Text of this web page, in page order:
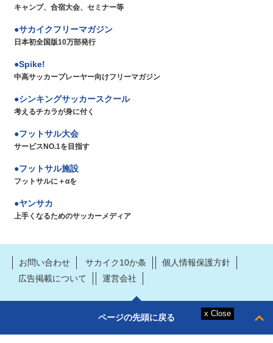
キャンプ、合宿大会、セミナー等
サカイクフリーマガジン
日本初全国版10万部発行
Spike!
中高サッカープレーヤー向けフリーマガジン
シンキングサッカースクール
考えるチカラが身に付く
フットサル大会
サービスNO.1を目指す
フットサル施設
フットサルに＋αを
ヤンサカ
上手くなるためのサッカーメディア
お問い合わせ サカイク10か条
個人情報保護方針
広告掲載について
運営会社
ページの先頭に戻る